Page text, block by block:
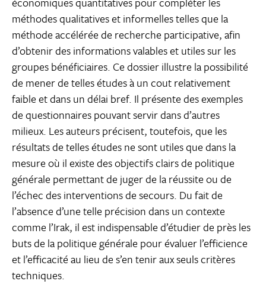
méthodes qualitatives et informelles telles que la
méthode accélérée de recherche participative, afin
d’obtenir des informations valables et utiles sur les
groupes bénéficiaires. Ce dossier illustre la possibilité
de mener de telles études à un cout relativement
faible et dans un délai bref. Il présente des exemples
de questionnaires pouvant servir dans d’autres
milieux. Les auteurs précisent, toutefois, que les
résultats de telles études ne sont utiles que dans la
mesure où il existe des objectifs clairs de politique
générale permettant de juger de la réussite ou de
l’échec des interventions de secours. Du fait de
l’absence d’une telle précision dans un contexte
comme l’Irak, il est indispensable d’étudier de près les
buts de la politique générale pour évaluer l’efficience
et l’efficacité au lieu de s’en tenir aux seuls critères
techniques.